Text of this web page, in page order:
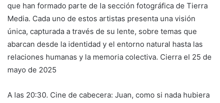
que han formado parte de la sección fotográfica de Tierra
Media. Cada uno de estos artistas presenta una visión
única, capturada a través de su lente, sobre temas que
abarcan desde la identidad y el entorno natural hasta las
relaciones humanas y la memoria colectiva. Cierra el 25 de
mayo de 2025
A las 20:30. Cine de cabecera: Juan, como si nada hubiera